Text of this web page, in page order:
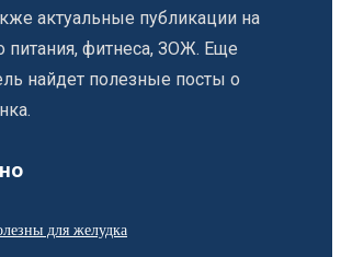
актуальные публикации на
питания, фитнеса, ЗОЖ. Еще
найдет полезные посты о
для желудка